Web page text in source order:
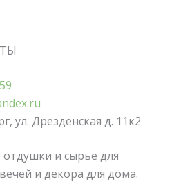
ул. Дрезденская д. 11к2
и сырье для
и декора для дома.